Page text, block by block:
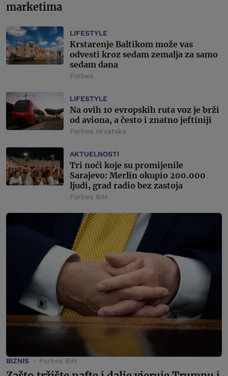
marketima
LIFESTYLE
Krstarenje Baltikom može vas
odvesti kroz sedam zemalja za samo
sedam dana
Forbes
LIFESTYLE
Na ovih 10 evropskih ruta voz je brži
od aviona, a često i znatno jeftiniji
Forbes Hrvatska
AKTUELNOSTI
Tri noći koje su promijenile
Sarajevo: Merlin okupio 200.000
ljudi, grad radio bez zastoja
Forbes BiH
BIZNIS Forbes BiH